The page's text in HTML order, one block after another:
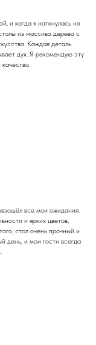
и когда я наткнулась на
из массива дерева с
Каждая деталь
дух. Я рекомендую эту
все мои ожидания.
и ярких цветов,
стол очень прочный и
день, и мои гости всегда